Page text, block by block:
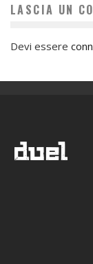
LASCIA UN
Devi essere